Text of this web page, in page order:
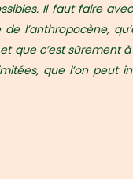
Il faut faire
l’anthropocène,
que c’est sûrement
que l’on peut